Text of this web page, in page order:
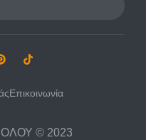
Επικοινωνία
© 2023